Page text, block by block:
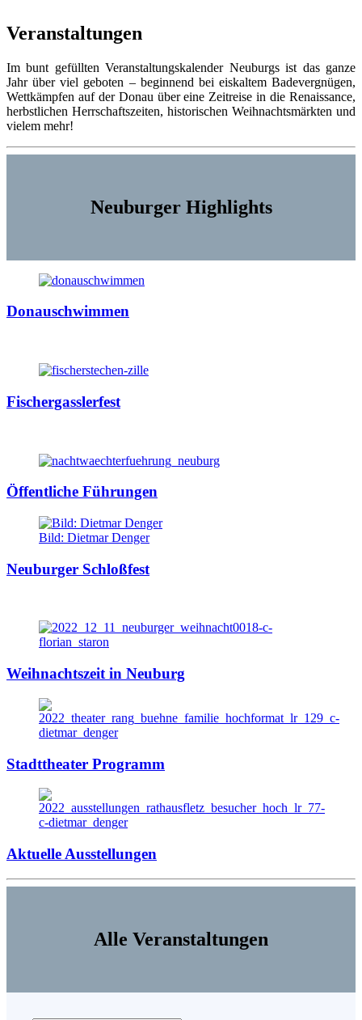
Veranstaltungen
Im bunt gefüllten Veranstaltungskalender Neuburgs ist das ganze
Jahr über viel geboten – beginnend bei eiskaltem Badevergnügen,
Wettkämpfen auf der Donau über eine Zeitreise in die Renaissance,
herbstlichen Herrschaftszeiten, historischen Weihnachtsmärkten und
vielem mehr!
Neuburger Highlights
Donauschwimmen
Fischergasslerfest
Öffentliche Führungen
Bild: Dietmar Denger
Neuburger Schloßfest
Weihnachtszeit in Neuburg
Stadttheater Programm
Aktuelle Ausstellungen
Alle Veranstaltungen